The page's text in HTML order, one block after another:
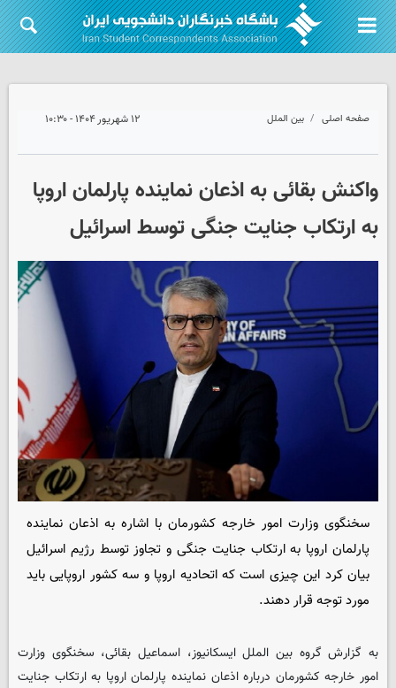
صفحه اصلی بین الملل ۱۲ شهریور ۱۴۰۴ - ۱۰:۳۰
واکنش بقائی به اذعان نماینده پارلمان اروپا
به ارتکاب جنایت جنگی توسط اسرائیل
سخنگوی وزارت امور خارجه کشورمان با اشاره به اذعان نماینده
پارلمان اروپا به ارتکاب جنایت جنگی و تجاوز توسط رژیم اسرائیل
بیان کرد این چیزی است که اتحادیه اروپا و سه کشور اروپایی باید
مورد توجه قرار دهند.
به گزارش گروه بین المللایسکانیوز، اسماعیل بقائی، سخنگوی وزارت
امور خارجه کشورمان درباره اذعان نماینده پارلمان اروپا به ارتکاب جنایت